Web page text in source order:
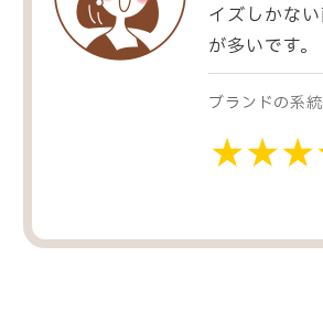
イズしかな
が多いです。
ブランドの系統